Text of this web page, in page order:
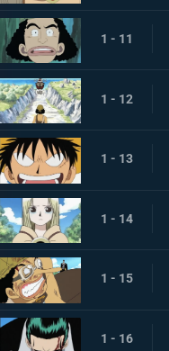
1 - 11
1 - 12
1 - 13
1 - 14
1 - 15
1 - 16